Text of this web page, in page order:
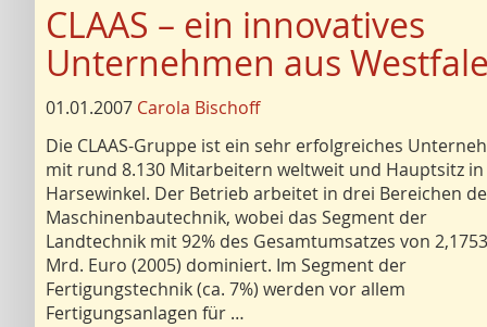
CLAAS – ein innovatives
Unternehmen aus
01.01.2007 Carola Bischoff
Die CLAAS-Gruppe ist ein sehr erfolgreiches
mit rund 8.130 Mitarbeitern weltweit und Hauptsitz in
Harsewinkel. Der Betrieb arbeitet in drei Bereichen
Maschinenbautechnik, wobei das Segment der
Landtechnik mit 92% des Gesamtumsatzes von 2,1753
Mrd. Euro (2005) dominiert. Im Segment der
Fertigungstechnik (ca. 7%) werden vor allem
Fertigungsanlagen für …